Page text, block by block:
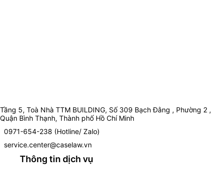
Tầng 5, Toà Nhà TTM BUILDING, Số 309 Bạch Đằng , Phường 2 ,
Quận Bình Thạnh, Thành phố Hồ Chí Minh
0971-654-238 (Hotline/ Zalo)
service.center@caselaw.vn
Thông tin dịch vụ